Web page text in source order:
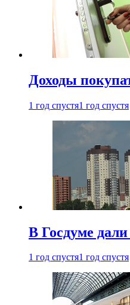
Доходы
1 год спустя1 год спустя
В Госдуме
1 год спустя1 год спустя